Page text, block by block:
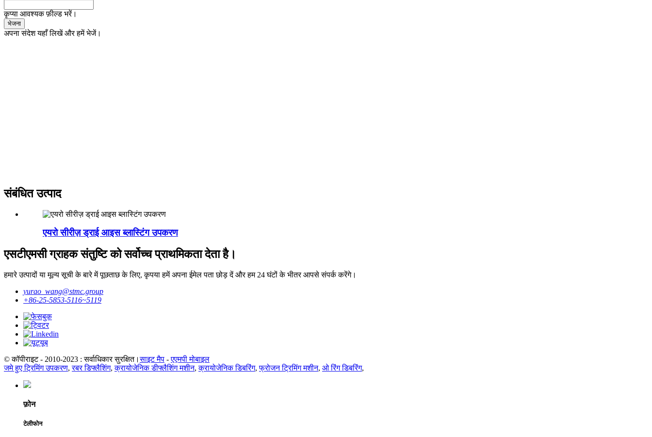
कृप्या आवश्यक फ़ील्ड भरें।
भेजना
अपना संदेश यहाँ लिखें और हमें भेजें।
संबंधित उत्पाद
एयरो सीरीज़ ड्राई आइस ब्लास्टिंग उपकरण
एसटीएमसी ग्राहक संतुष्टि को सर्वोच्च प्राथमिकता देता है।
हमारे उत्पादों या मूल्य सूची के बारे में पूछताछ के लिए, कृपया हमें अपना ईमेल पता छोड़ दें और हम 24 घंटों के भीतर आपसे संपर्क करेंगे।
yurao_wang@stmc.group
+86-25-5853-5116~5119
© कॉपीराइट - 2010-2023 : सर्वाधिकार सुरक्षित।साइट मैप -एएमपी मोबाइल
जमे हुए ट्रिमिंग उपकरण,रबर डिफ्लैशिंग,क्रायोजेनिक डीफ्लैशिंग मशीन,क्रायोजेनिक डिबरिंग,फ्रोजन ट्रिमिंग मशीन, ओ रिंग डिबरिंग,
फ़ोन
टेलीफोन